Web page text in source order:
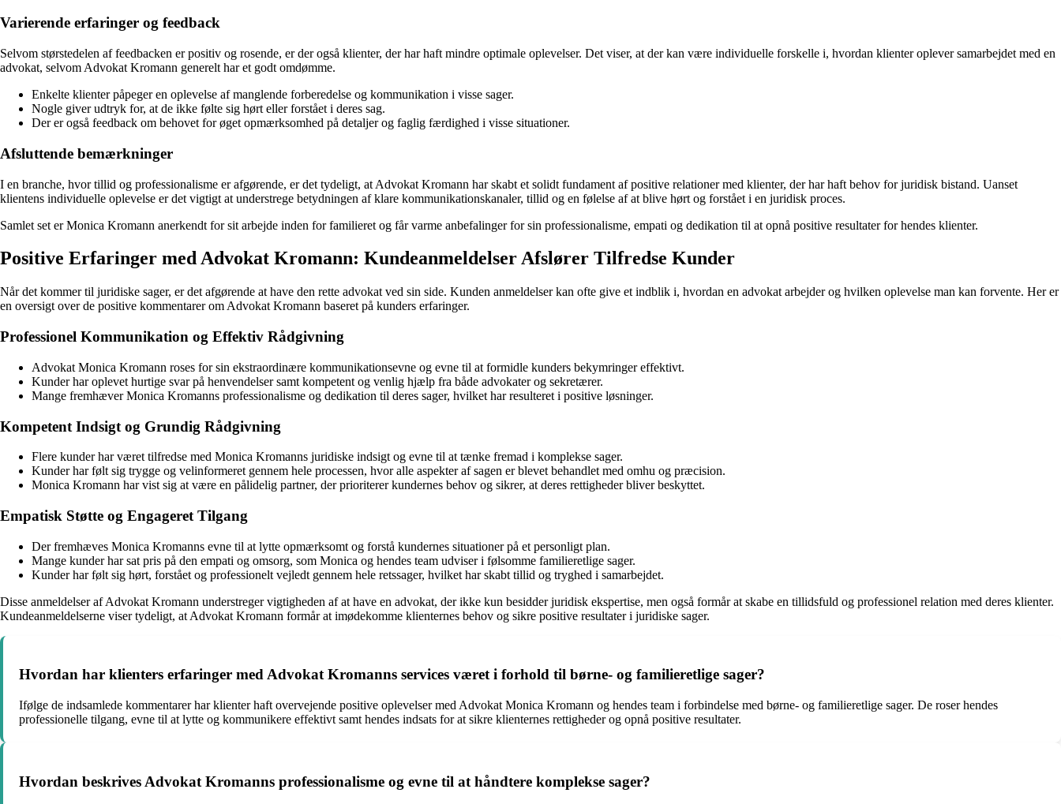
Varierende erfaringer og feedback
Selvom størstedelen af feedbacken er positiv og rosende, er der også klienter, der har haft mindre optimale oplevelser. Det viser, at der kan være individuelle forskelle i, hvordan klienter oplever samarbejdet med en
advokat, selvom Advokat Kromann generelt har et godt omdømme.
Enkelte klienter påpeger en oplevelse af manglende forberedelse og kommunikation i visse sager.
Nogle giver udtryk for, at de ikke følte sig hørt eller forstået i deres sag.
Der er også feedback om behovet for øget opmærksomhed på detaljer og faglig færdighed i visse situationer.
Afsluttende bemærkninger
I en branche, hvor tillid og professionalisme er afgørende, er det tydeligt, at Advokat Kromann har skabt et solidt fundament af positive relationer med klienter, der har haft behov for juridisk bistand. Uanset
klientens individuelle oplevelse er det vigtigt at understrege betydningen af klare kommunikationskanaler, tillid og en følelse af at blive hørt og forstået i en juridisk proces.
Samlet set er Monica Kromann anerkendt for sit arbejde inden for familieret og får varme anbefalinger for sin professionalisme, empati og dedikation til at opnå positive resultater for hendes klienter.
Positive Erfaringer med Advokat Kromann: Kundeanmeldelser Afslører Tilfredse Kunder
Når det kommer til juridiske sager, er det afgørende at have den rette advokat ved sin side. Kunden anmeldelser kan ofte give et indblik i, hvordan en advokat arbejder og hvilken oplevelse man kan forvente. Her er
en oversigt over de positive kommentarer om Advokat Kromann baseret på kunders erfaringer.
Professionel Kommunikation og Effektiv Rådgivning
Advokat Monica Kromann roses for sin ekstraordinære kommunikationsevne og evne til at formidle kunders bekymringer effektivt.
Kunder har oplevet hurtige svar på henvendelser samt kompetent og venlig hjælp fra både advokater og sekretærer.
Mange fremhæver Monica Kromanns professionalisme og dedikation til deres sager, hvilket har resulteret i positive løsninger.
Kompetent Indsigt og Grundig Rådgivning
Flere kunder har været tilfredse med Monica Kromanns juridiske indsigt og evne til at tænke fremad i komplekse sager.
Kunder har følt sig trygge og velinformeret gennem hele processen, hvor alle aspekter af sagen er blevet behandlet med omhu og præcision.
Monica Kromann har vist sig at være en pålidelig partner, der prioriterer kundernes behov og sikrer, at deres rettigheder bliver beskyttet.
Empatisk Støtte og Engageret Tilgang
Der fremhæves Monica Kromanns evne til at lytte opmærksomt og forstå kundernes situationer på et personligt plan.
Mange kunder har sat pris på den empati og omsorg, som Monica og hendes team udviser i følsomme familieretlige sager.
Kunder har følt sig hørt, forstået og professionelt vejledt gennem hele retssager, hvilket har skabt tillid og tryghed i samarbejdet.
Disse anmeldelser af Advokat Kromann understreger vigtigheden af at have en advokat, der ikke kun besidder juridisk ekspertise, men også formår at skabe en tillidsfuld og professionel relation med deres klienter.
Kundeanmeldelserne viser tydeligt, at Advokat Kromann formår at imødekomme klienternes behov og sikre positive resultater i juridiske sager.
Hvordan har klienters erfaringer med Advokat Kromanns services været i forhold til børne- og familieretlige sager?
Ifølge de indsamlede kommentarer har klienter haft overvejende positive oplevelser med Advokat Monica Kromann og hendes team i forbindelse med børne- og familieretlige sager. De roser hendes
professionelle tilgang, evne til at lytte og kommunikere effektivt samt hendes indsats for at sikre klienternes rettigheder og opnå positive resultater.
Hvordan beskrives Advokat Kromanns professionalisme og evne til at håndtere komplekse sager?